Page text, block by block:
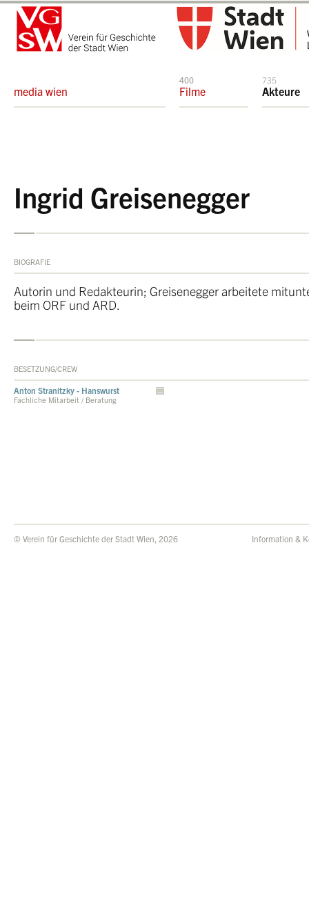
media wien
400
Filme
735
Akteure
Ingrid Greisenegger
BIOGRAFIE
Autorin und Redakteurin; Greisenegger arbeitete
beim ORF und ARD.
BESETZUNG/CREW
Anton Stranitzky - Hanswurst
Fachliche Mitarbeit / Beratung
© Verein für Geschichte der Stadt Wien, 2026 Information &